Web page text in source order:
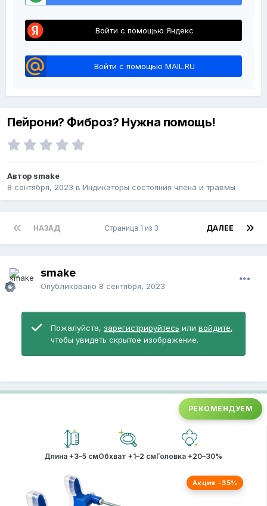
Войти с помощью Яндекс
Войти с помощью MAIL.RU
Пейрони? Фиброз? Нужна помощь!
Автор smake
8 сентября, 2023 в Индикаторы состояния члена и травмы
НАЗАД ДАЛЕЕ
Страница 1 из 3
smake
Опубликовано 8 сентября, 2023
Пожалуйста, зарегистрируйтесь или войдите,
чтобы увидеть скрытое изображение.
РЕКОМЕНДУЕМ
Длина +3–5 смОбхват +1–2 смГоловка +20–30%
Акция −35%